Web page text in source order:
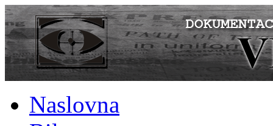
Naslovna